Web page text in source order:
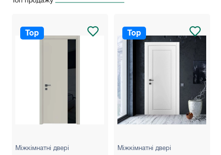
Top
Міжкімнатні двері
Top
Міжкімнатні двері